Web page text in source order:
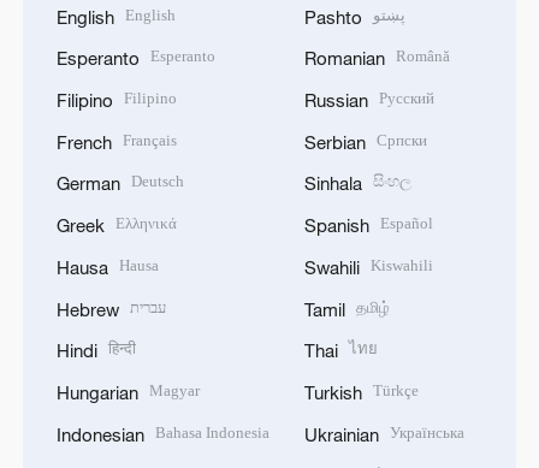
English English
Esperanto Esperanto
Filipino Filipino
French Français
German Deutsch
Greek Ελληνικά
Hausa Hausa
Hebrew עברית
Hindi हिन्दी
Hungarian Magyar
Indonesian Bahasa Indonesia
Pashto پښتو
Romanian Română
Russian Русский
Serbian Српски
Sinhala සිංහල
Spanish Español
Swahili Kiswahili
Tamil தமிழ்
Thai ไทย
Turkish Türkçe
Ukrainian Українська